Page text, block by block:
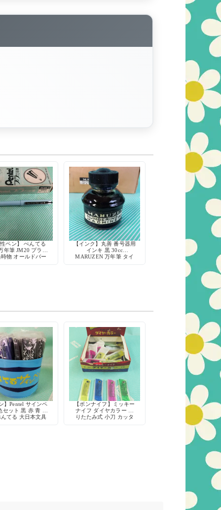
ペン】 ぺんてる
年筆 JM20 プラマ
物 オールドバー
【インク】丸善 番号器用
インキ 黒 30cc
MARUZEN 万年筆 タイ
】Pentel サインペ
セット 黒 赤 青 水
てる 大日本文具
【ボンナイフ】ミッキー
ナイフ ダイヤカラー 折
りたたみ式 小刀 カッタ